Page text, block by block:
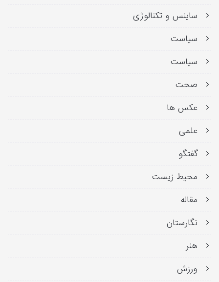
ساینس و تکنالوژی
سیاست
سیاست
صحت
عکس ها
علمی
گفتگو
محیط زیست
مقاله
نگارستان
هنر
ورزش